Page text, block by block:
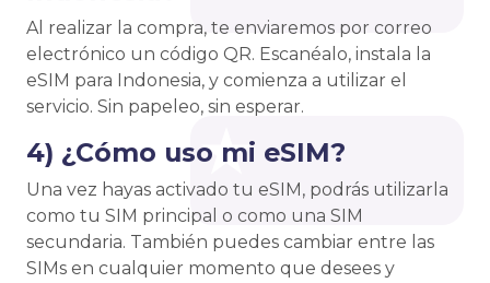
Al realizar la compra, te enviaremos por correo
electrónico un código QR. Escanéalo, instala la
eSIM para Indonesia, y comienza a utilizar el
servicio. Sin papeleo, sin esperar.
4) ¿Cómo uso mi eSIM?
Una vez hayas activado tu eSIM, podrás utilizarla
como tu SIM principal o como una SIM
secundaria. También puedes cambiar entre las
SIMs en cualquier momento que desees y